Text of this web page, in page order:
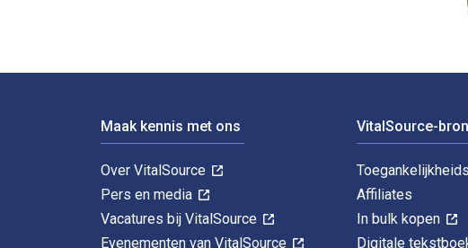
Maak kennis met ons
Over VitalSource
Pers en media
Vacatures bij VitalSource
Evenementen van VitalSource
VitalSource-
Affiliates
In bulk kopen
Digitale